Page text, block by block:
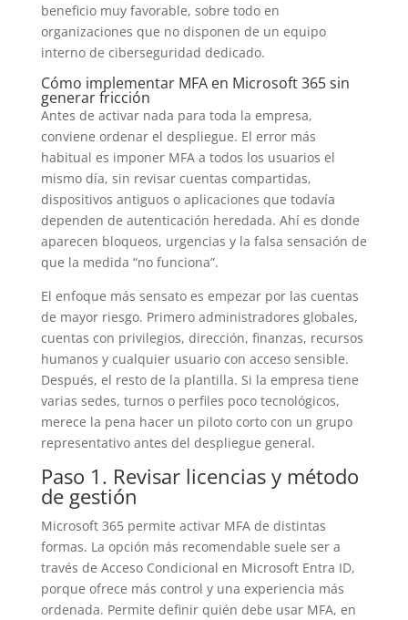
beneficio muy favorable, sobre todo en
organizaciones que no disponen de un equipo
interno de ciberseguridad dedicado.
Cómo implementar MFA en Microsoft 365 sin
generar fricción
Antes de activar nada para toda la empresa,
conviene ordenar el despliegue. El error más
habitual es imponer MFA a todos los usuarios el
mismo día, sin revisar cuentas compartidas,
dispositivos antiguos o aplicaciones que todavía
dependen de autenticación heredada. Ahí es donde
aparecen bloqueos, urgencias y la falsa sensación de
que la medida “no funciona”.
El enfoque más sensato es empezar por las cuentas
de mayor riesgo. Primero administradores globales,
cuentas con privilegios, dirección, finanzas, recursos
humanos y cualquier usuario con acceso sensible.
Después, el resto de la plantilla. Si la empresa tiene
varias sedes, turnos o perfiles poco tecnológicos,
merece la pena hacer un piloto corto con un grupo
representativo antes del despliegue general.
Paso 1. Revisar licencias y método
de gestión
Microsoft 365 permite activar MFA de distintas
formas. La opción más recomendable suele ser a
través de Acceso Condicional en Microsoft Entra ID,
porque ofrece más control y una experiencia más
ordenada. Permite definir quién debe usar MFA, en